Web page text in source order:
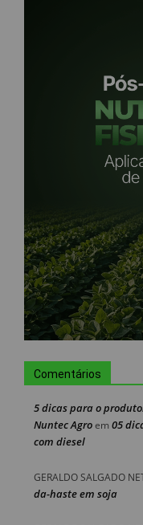
Comentários
5 dicas para o
Nuntec Agroem 05
com diesel
GERALDO SALGADO
da-haste em soja